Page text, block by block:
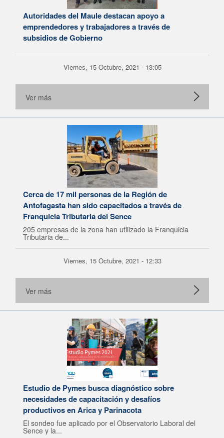
Autoridades del Maule destacan apoyo a
emprendedores y trabajadores a través de
subsidios de Gobierno
Viernes, 15 Octubre, 2021 - 13:05
Ver más
Cerca de 17 mil personas de la Región de
Antofagasta han sido capacitados a través de
Franquicia Tributaria del Sence
205 empresas de la zona han utilizado la Franquicia
Tributaria de...
Viernes, 15 Octubre, 2021 - 12:33
Ver más
Estudio de Pymes busca diagnóstico sobre
necesidades de capacitación y desafíos
productivos en Arica y Parinacota
El sondeo fue aplicado por el Observatorio Laboral del
Sence y la...